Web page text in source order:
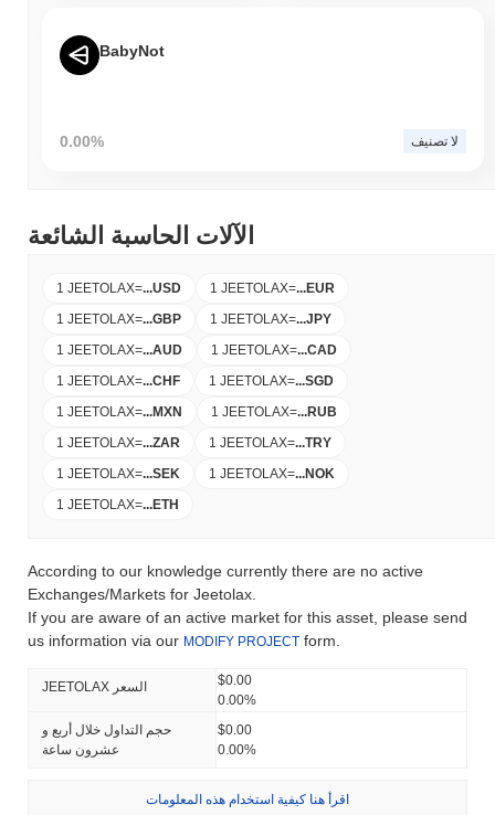
BabyNot
0.00% لا تصنيف
الآلات الحاسبة الشائعة
1 JEETOLAX=...USD 1 JEETOLAX=...EUR
1 JEETOLAX=...GBP 1 JEETOLAX=...JPY
1 JEETOLAX=...AUD 1 JEETOLAX=...CAD
1 JEETOLAX=...CHF 1 JEETOLAX=...SGD
1 JEETOLAX=...MXN 1 JEETOLAX=...RUB
1 JEETOLAX=...ZAR 1 JEETOLAX=...TRY
1 JEETOLAX=...SEK 1 JEETOLAX=...NOK
1 JEETOLAX=...ETH
According to our knowledge currently there are no active
Exchanges/Markets for Jeetolax.
If you are aware of an active market for this asset, please send
us information via our MODIFY PROJECT form.
JEETOLAX السعر
$0.00
0.00%
حجم التداول خلال أربع و
عشرون ساعة
$0.00
0.00%
اقرأ هنا كيفية استخدام هذه المعلومات